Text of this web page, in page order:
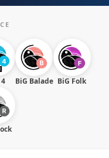
BiG Balade BiG Folk